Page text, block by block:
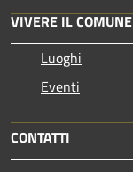
VIVERE IL COMUNE
Luoghi
Eventi
CONTATTI